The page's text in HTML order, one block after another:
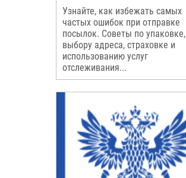
Узнайте, как избежать самых
частых ошибок при отправке
посылок. Советы по упаковке,
выбору адреса, страховке и
использованию услуг
отслеживания...